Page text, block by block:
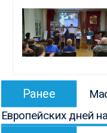
Навигация
записям
Ранее
Европейских дней